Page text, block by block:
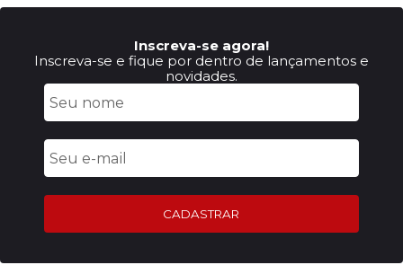
Inscreva-se agora!
Inscreva-se e fique por dentro de lançamentos e
novidades.
CADASTRAR